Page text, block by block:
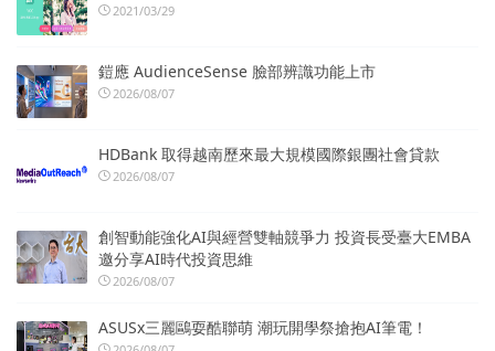
2021/03/29
鎧應 AudienceSense 臉部辨識功能上市
2026/08/07
HDBank 取得越南歷來最大規模國際銀團社會貸款
2026/08/07
創智動能強化AI與經營雙軸競爭力 投資長受臺大EMBA
邀分享AI時代投資思維
2026/08/07
ASUSx三麗鷗耍酷聯萌 潮玩開學祭搶抱AI筆電！